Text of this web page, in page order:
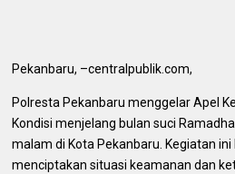
Pekanbaru, –centralpublik.com,
Polresta Pekanbaru menggelar Apel
Kondisi menjelang bulan suci
malam di Kota Pekanbaru. Kegiatan
menciptakan situasi keamanan dan